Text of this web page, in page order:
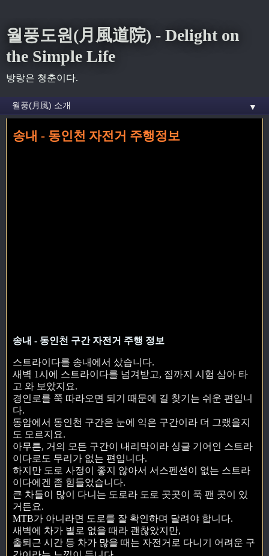
월풍도원(月風道院) - Delight on
the Simple Life
방랑은 청춘이다.
▼
홈» 9월 2013
송내 - 동인천 자전거 주행정보
송내 - 동인천 구간 자전거 주행 정보
스트라이다를 송내에서 샀습니다.
새벽 1시에 스트라이다를 넘겨받고, 집까지 시험 삼아 타
고 와 보았지요.
경인로를 쭉 따라오면 되기 때문에 길 찾기는 쉬운 편입니
다.
동암에서 동인천 구간은 눈에 익은 구간이라 더 그랬을지
도 모르지요.
아무튼, 거의 모든 구간이 내리막이라 싱글 기어인 스트라
이다로도 무리가 없는 편입니다.
하지만 도로 사정이 좋지 않아서 서스펜션이 없는 스트라
이다에겐 좀 힘들었습니다.
큰 차들이 많이 다니는 도로라 도로 곳곳이 푹 팬 곳이 있
거든요.
MTB가 아니라면 도로를 잘 확인하며 달려야 합니다.
새벽에 차가 별로 없을 때라 괜찮았지만,
출퇴근 시간 등 차가 많을 때는 자전거로 다니기 어려운 구